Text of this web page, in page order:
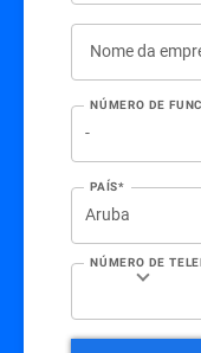
Nome da
NÚMERO DE
PAÍS*
NÚMERO DE